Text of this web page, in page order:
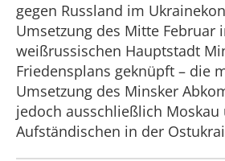
gegen Russland im
Umsetzung des Mitte Februar
weißrussischen Hauptstadt
Friedensplans geknüpft – die
Umsetzung des Minsker
jedoch ausschließlich Moskau
Aufständischen in der